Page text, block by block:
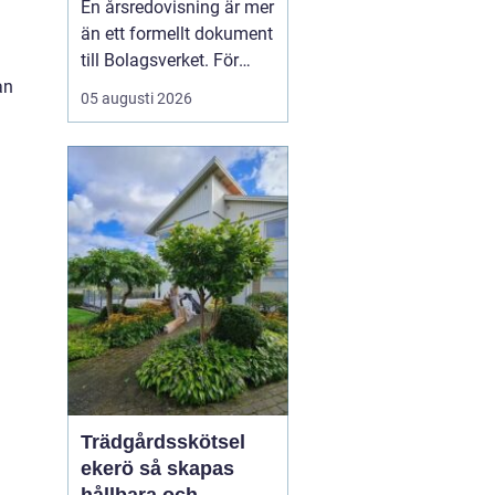
kontroll
En årsredovisning är mer
än ett formellt dokument
till Bolagsverket. För
många företagare i
Stockholm är den ett
ett underlag för nya
beslut och ett krav som
måste bli rätt från
början. När tidsbrist,
regelverk och osäkerhet
...
05 augusti 2026
Trädgårdsskötsel
ekerö så skapas